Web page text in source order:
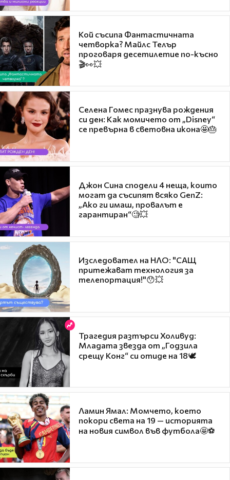
Кой съсипа Фантастичната
четворка? Майлс Телър
проговаря десетилетие по-късно
🎬👀💥
Селена Гомес празнува рождения
си ден: Как момичето от „Disney“
се превърна в световна икона🤩🎂
Джон Сина сподели 4 неща, които
могат да съсипят всяко GenZ:
„Ако ги имаш, провалът е
гарантиран“🧐💥
Изследовател на НЛО: "САЩ
притежават технология за
телепортация!"😯💥
Трагедия разтърси Холивуд:
Младата звезда от „Годзила
срещу Конг“ си отиде на 18🕊️
Ламин Ямал: Момчето, което
покори света на 19 — историята
на новия символ във футбола🤩⚽